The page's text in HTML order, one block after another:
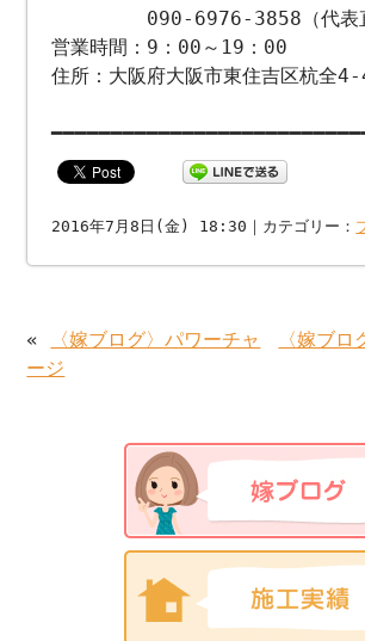
090-6976-3858（代表直
営業時間：9：00～19：00
住所：大阪府大阪市東住吉区杭全
2016年7月8日(金) 18:30｜カテゴリー：
«
〈嫁ブログ〉パワーチャ
ージ
〈嫁ブ